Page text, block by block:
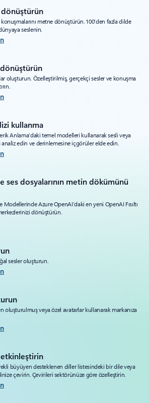
dönüştürün
metne dönüştürün. 100’den fazla dilde
seslenin.
oluşturun. Özelleştirilmiş, gerçekçi sesler ve konuşma
kullanma
Anlama'daki temel modelleri kullanarak sesli veya
analiz edin ve derinlemesine içgörüler elde edin.
ses dosyalarının metin dökümünü
Azure OpenAI’daki en yeni OpenAI Fısıltı
dönüştürün.
sesler oluşturun.
oluşturulmuş veya özel avatarlar kullanarak markanıza
büyüyen desteklenen diller listesindeki bir dile veya
çevirin. Çevirileri sektörünüze göre özelleştirin.